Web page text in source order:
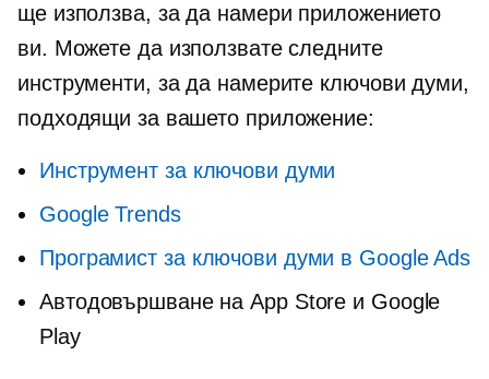
ще използва, за да намери приложението
ви. Можете да използвате следните
инструменти, за да намерите ключови думи,
подходящи за вашето приложение:
Инструмент за ключови думи
Google Trends
Програмист за ключови думи в Google Ads
Автодовършване на App Store и Google
Play